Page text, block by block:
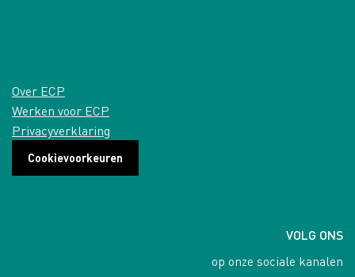
Over ECP
Werken voor ECP
Privacyverklaring
Cookievoorkeuren
VOLG ONS
op onze sociale kanalen